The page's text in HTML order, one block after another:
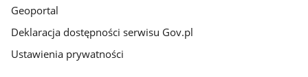
Geoportal
Deklaracja dostępności serwisu Gov.pl
Ustawienia prywatności